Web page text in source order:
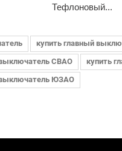
Тефлоновый...
купить главный
СВАО
купить
выключатель ЮЗАО